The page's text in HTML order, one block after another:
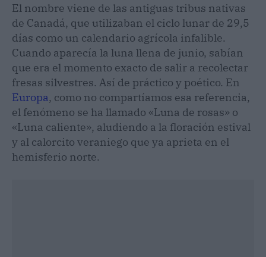
El nombre viene de las antiguas tribus nativas
de Canadá, que utilizaban el ciclo lunar de 29,5
días como un calendario agrícola infalible.
Cuando aparecía la luna llena de junio, sabían
que era el momento exacto de salir a recolectar
fresas silvestres. Así de práctico y poético. En
Europa, como no compartíamos esa referencia,
el fenómeno se ha llamado «Luna de rosas» o
«Luna caliente», aludiendo a la floración estival
y al calorcito veraniego que ya aprieta en el
hemisferio norte.